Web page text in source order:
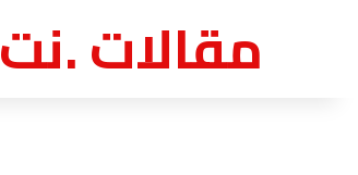
مقالات .نت